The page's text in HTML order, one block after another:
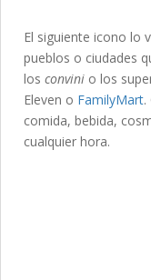
El siguiente icono lo
pueblos o ciudades
los convini o los
Eleven o FamilyMart
comida, bebida,
cualquier hora.